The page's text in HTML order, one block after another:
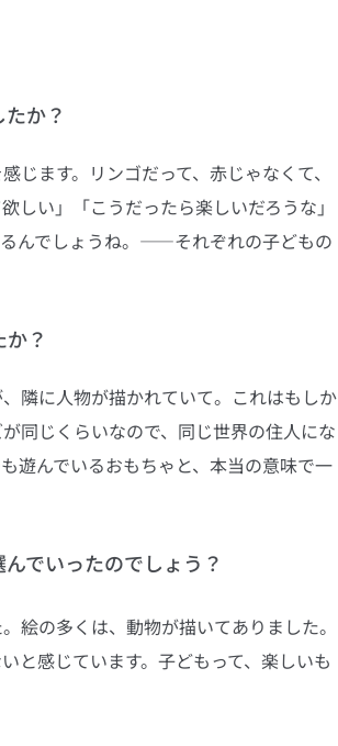
か？
ます。リンゴだって、赤じゃなくて、
しい」「こうだったら楽しいだろうな」
んでしょうね。――それぞれの子どもの
？
隣に人物が描かれていて。これはもしか
同じくらいなので、同じ世界の住人にな
遊んでいるおもちゃと、本当の意味で一
でいったのでしょう？
絵の多くは、動物が描いてありました。
と感じています。子どもって、楽しいも